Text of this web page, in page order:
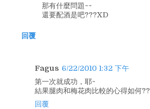
那有什麼問題~~
還要配酒是吧???XD
回覆
Fagus 6/22/2010 1:32 下午
第一次就成功，耶~
結果腿肉和梅花肉比較的心得如何??
回覆